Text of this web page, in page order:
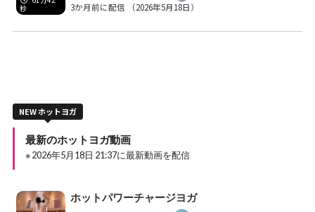
秒
3か月前に配信
（2026年5月18日）
NEW ホットヨガ
最新のホットヨガ動画
※ 2026年5月18日 21:37に最新動画を配信
ホットパワーチャージヨガ